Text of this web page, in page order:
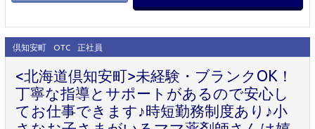
倶知安町 OTC 正社員
<北海道倶知安町>未経験・ブランクOK！
丁寧な指導とサポートがあるので安心し
てお仕事できます♪時短勤務制度あり♪小